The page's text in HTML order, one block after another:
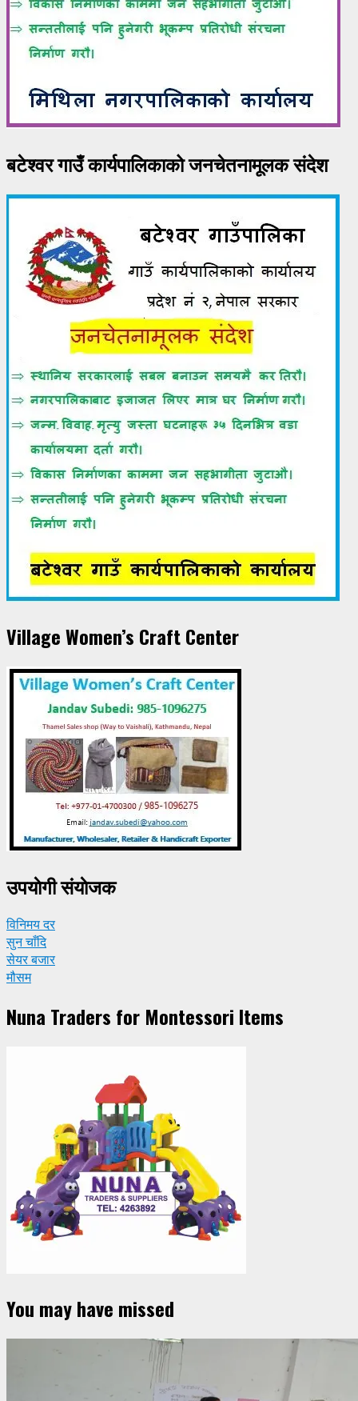
बटेश्वर गाउँ कार्यपालिकाको जनचेतनामूलक संदेश
Village Women’s Craft Center
उपयाेगी संयाेजक
विनिमय दर
सुन चाँदि
सेयर बजार
मौसम
Nuna Traders for Montessori Items
You may have missed